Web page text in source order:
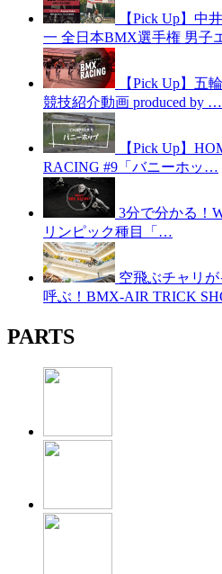
【Pick Up】中
一 全日本BMX選手権 男子
【Pick Up】五
競技紹介動画 produced by …
【Pick Up】
RACING #9「バニーホッ…
3分で分かる！
リンピック種目「…
空飛ぶチャリ
呼ぶ！BMX-AIR TRICK
PARTS